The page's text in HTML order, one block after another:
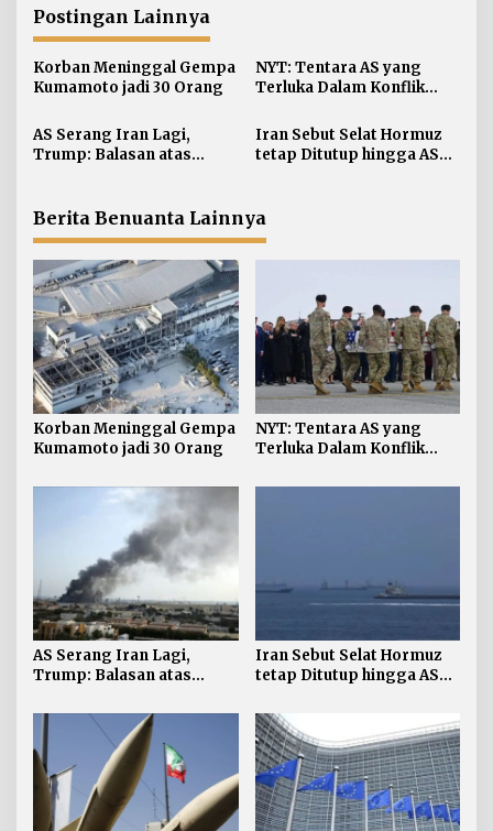
g
a
s
i
o
Postingan Lainnya
Korban Meninggal Gempa
Kumamoto jadi 30 Orang
NYT: Tentara AS yang
Terluka Dalam Konflik
AS Serang Iran Lagi,
Trump: Balasan atas
Iran Sebut Selat Hormuz
tetap Ditutup hingga AS
Berita Benuanta Lainnya
Korban Meninggal Gempa
Kumamoto jadi 30 Orang
NYT: Tentara AS yang
Terluka Dalam Konflik
AS Serang Iran Lagi,
Trump: Balasan atas
Iran Sebut Selat Hormuz
tetap Ditutup hingga AS